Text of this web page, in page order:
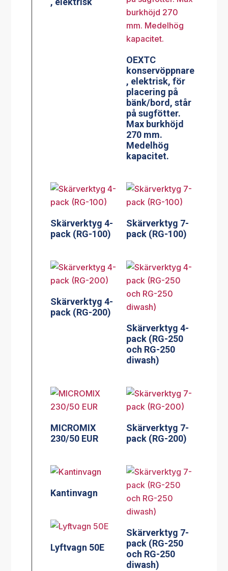
OEXTC
konservöppnare
, elektrisk, för
placering på
bänk/bord, står
på sugfötter.
Max burkhöjd
270 mm.
Medelhög
kapacitet.
Skärverktyg 4-
pack (RG-100)
Skärverktyg 7-
pack (RG-100)
Skärverktyg 4-
pack (RG-200)
Skärverktyg 4-
pack (RG-250
och RG-250
diwash)
MICROMIX
230/50 EUR
Skärverktyg 7-
pack (RG-200)
Kantinvagn
Skärverktyg 7-
pack (RG-250
och RG-250
diwash)
Lyftvagn 50E